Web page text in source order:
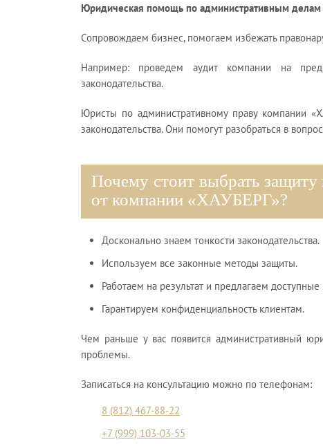
Юридическая помощь по административным делам
Сопровождаем бизнес, помогаем избежать
Например: проведем аудит компании на
законодательства.
Юристы по административному праву компании
законодательства. Они помогут разобраться в
Почему стоит выбрать
от компании «ХАУБЕРГ»?
Досконально знаем тонкости законодательства.
Используем все законные методы защиты.
Работаем на результат и предлагаем
Гарантируем конфиденциальность клиентам.
Чем раньше у вас появится административный
проблемы.
Записаться на консультацию можно по телефонам:
8 (812) 467-88-22
+7 (999) 103-03-55